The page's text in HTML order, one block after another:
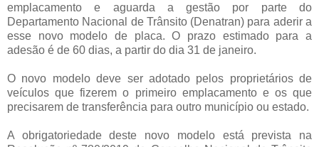
emplacamento e aguarda a gestão por parte do
Departamento Nacional de Trânsito (Denatran) para aderir a
esse novo modelo de placa. O prazo estimado para a
adesão é de 60 dias, a partir do dia 31 de janeiro.
O novo modelo deve ser adotado pelos proprietários de
veículos que fizerem o primeiro emplacamento e os que
precisarem de transferência para outro município ou estado.
A obrigatoriedade deste novo modelo está prevista na